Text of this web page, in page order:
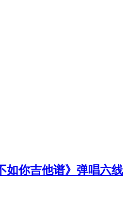
如你吉他谱》弹唱六线